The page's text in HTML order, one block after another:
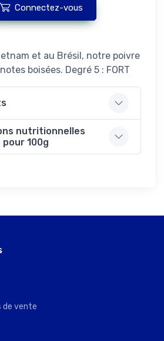
Connectez-vous
et au Brésil, notre poivre
boisées. Degré 5 : FORT
nutritionnelles
100g
de vente